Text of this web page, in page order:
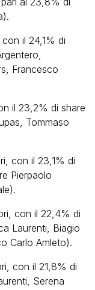
il 24,1% di
Francesco
il 23,2% di share
Tommaso
con il 23,1% di
Pierpaolo
con il 22,4% di
Laurenti, Biagio
Carlo Amleto).
con il 21,8% di
Serena